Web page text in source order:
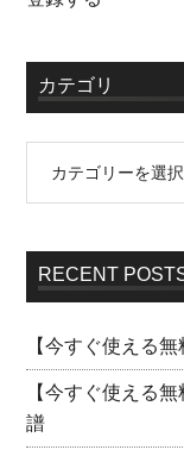
カテゴリ
RECENT
【今すぐ使える
【今すぐ使える
譜